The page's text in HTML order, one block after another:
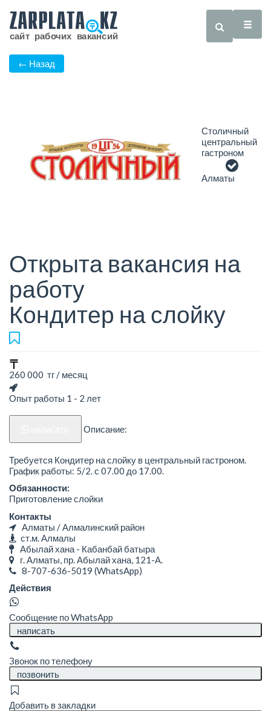
← Назад
Столичный
центральный
гастроном
Алматы
Открыта вакансия на
работу
Кондитер на слойку
260 000 тг / месяц
Опыт работы 1 - 2 лет
Описание:
Требуется Кондитер на слойку в центральный гастроном.
График работы: 5/2. с 07.00 до 17.00.
Обязанности:
Приготовление слойки
Контакты
Алматы / Алмалинский район
ст.м. Алмалы
Абылай хана - Кабанбай батыра
г. Алматы, пр. Абылай хана, 121-А.
8-707-636-5019 (WhatsApp)
Действия
Сообщение по WhatsApp
написать
Звонок по телефону
позвонить
Добавить в закладки